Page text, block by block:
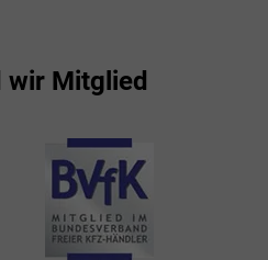
wir Mitglied